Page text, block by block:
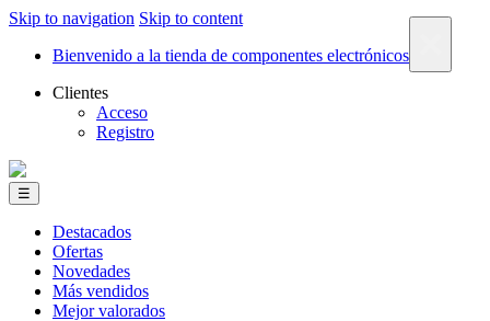
Skip to navigation Skip to content
Bienvenido a la tienda de componentes electrónicos
Clientes
Acceso
Registro
☰
Destacados
Ofertas
Novedades
Más vendidos
Mejor valorados